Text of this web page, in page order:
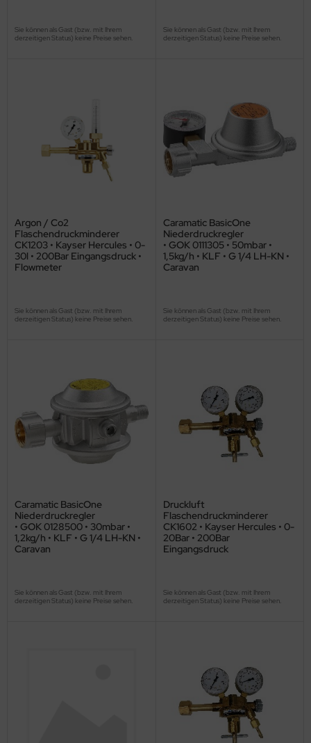
Sie können als Gast (bzw. mit Ihrem
derzeitigen Status) keine Preise sehen.
Sie können als Gast (bzw. mit Ihrem
derzeitigen Status) keine Preise sehen.
Argon / Co2
Flaschendruckminderer
CK1203 • Kayser Hercules • 0-
30l • 200Bar Eingangsdruck •
Flowmeter
Sie können als Gast (bzw. mit Ihrem
derzeitigen Status) keine Preise sehen.
Caramatic BasicOne
Niederdruckregler
• GOK 0111305 • 50mbar •
1,5kg/h • KLF • G 1/4 LH-KN •
Caravan
Sie können als Gast (bzw. mit Ihrem
derzeitigen Status) keine Preise sehen.
Caramatic BasicOne
Niederdruckregler
• GOK 0128500 • 30mbar •
1,2kg/h • KLF • G 1/4 LH-KN •
Caravan
Sie können als Gast (bzw. mit Ihrem
derzeitigen Status) keine Preise sehen.
Druckluft
Flaschendruckminderer
CK1602 • Kayser Hercules • 0-
20Bar • 200Bar
Eingangsdruck
Sie können als Gast (bzw. mit Ihrem
derzeitigen Status) keine Preise sehen.